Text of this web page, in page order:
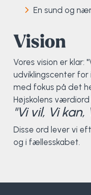
En sund og
Vision
Vores vision er klar:
udviklingscenter
med fokus på det
Højskolens
"Vi vil, Vi kan,
Disse ord lever vi
og i fællesskabet.
Svømning og
Tons og
Vandsport
Volleyball
Yoga